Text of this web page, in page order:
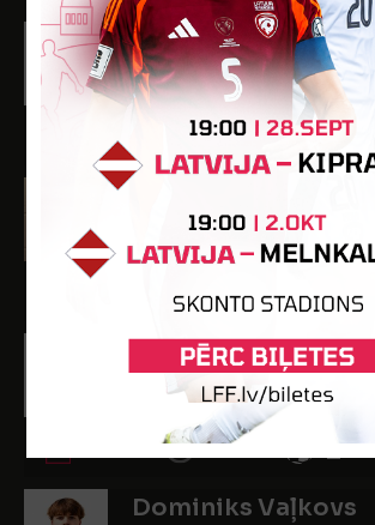
Kirills Šarapa
Dzimšanas datums: 09.03.2009.
Spēlētāja statuss: Amatieris (FSS)
- 1
Dzimšanas datums: 31.07.2009.
Spēlētāja statuss: Amatieris
- - -
Kristiāns Vadjuhins
Spēlētāja statuss: Amatieris (FSS)
- 2
Dominiks Vaļkovs